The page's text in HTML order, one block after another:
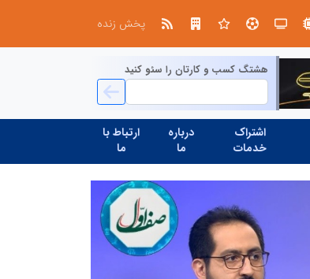
پخش زنده
هشتگ کسب و کارتان را سئو کنید
اشتراک
خدمات
درباره
ما
ارتباط با
ما